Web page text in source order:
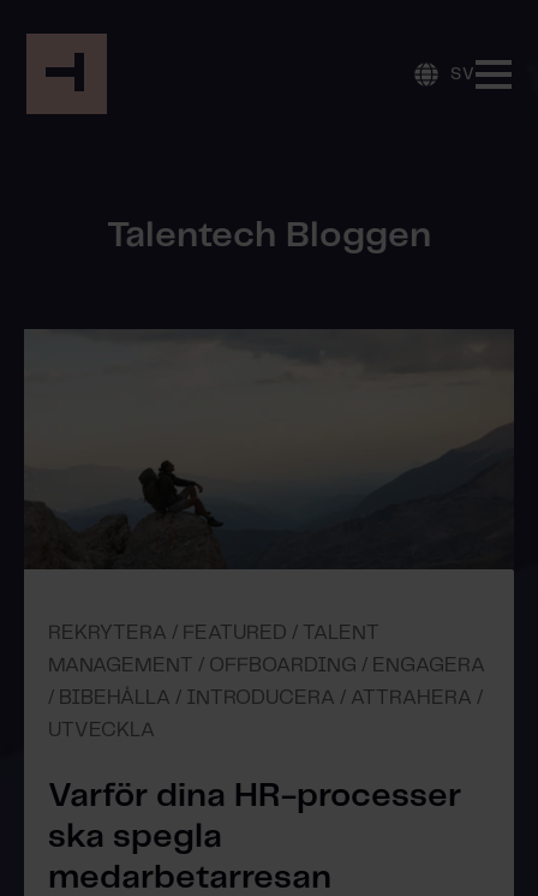
SV
Talentech Bloggen
REKRYTERA / FEATURED / TALENT
MANAGEMENT / OFFBOARDING / ENGAGERA
/ BIBEHÅLLA / INTRODUCERA / ATTRAHERA /
UTVECKLA
Varför dina HR-processer
ska spegla
medarbetarresan